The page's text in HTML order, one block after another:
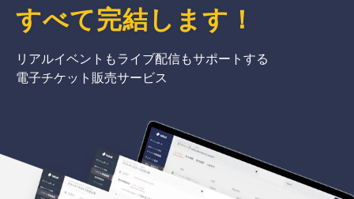
すべて完結 します ！
リアルイベントもライブ配信もサポートする
電子チケット販売サービス